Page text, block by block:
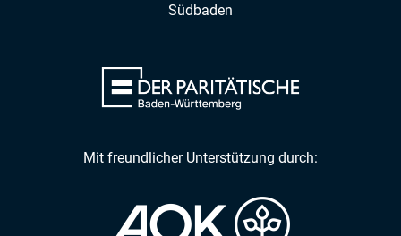
Südbaden
Mit freundlicher Unterstützung durch: